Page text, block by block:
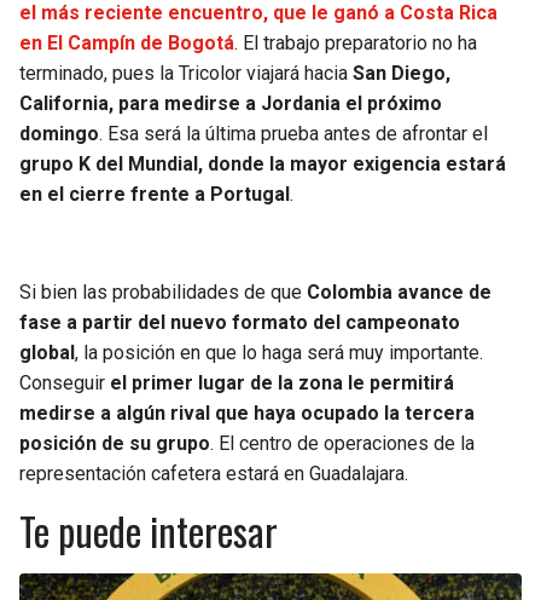
el más reciente encuentro, que le ganó a Costa Rica
en El Campín de Bogotá. El trabajo preparatorio no ha
terminado, pues la Tricolor viajará hacia San Diego,
California, para medirse a Jordania el próximo
domingo. Esa será la última prueba antes de afrontar el
grupo K del Mundial, donde la mayor exigencia estará
en el cierre frente a Portugal .
Si bien las probabilidades de que Colombia avance de
fase a partir del nuevo formato del campeonato
global , la posición en que lo haga será muy importante.
Conseguir el primer lugar de la zona le permitirá
medirse a algún rival que haya ocupado la tercera
posición de su grupo. El centro de operaciones de la
representación cafetera estará en Guadalajara.
Te puede interesar